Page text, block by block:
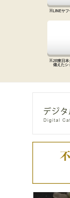
※LINEヤフ
※JR東日本
備えたシ